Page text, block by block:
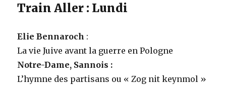
Train Aller : Lundi
Elie Bennaroch :
La vie Juive avant la guerre en Pologne
Notre-Dame, Sannois :
L’hymne des partisans ou « Zog nit keynmol »